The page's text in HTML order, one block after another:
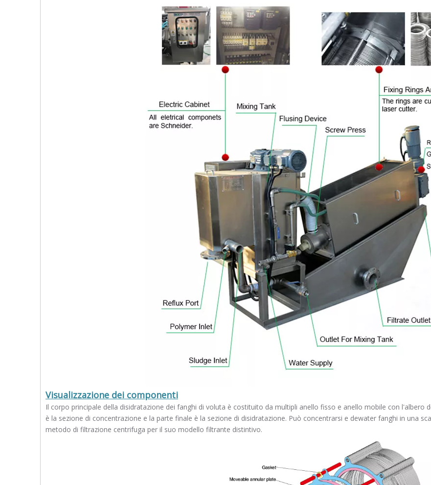
Visualizzazione dei componenti
Il corpo principale della disidratazione dei fanghi di voluta è costituito da multipli anello fisso e anello mobile con l'albero
è la sezione di concentrazione e la parte finale è la sezione di disidratazione. Può concentrarsi e dewater fanghi in una
metodo di filtrazione centrifuga per il suo modello filtrante distintivo.